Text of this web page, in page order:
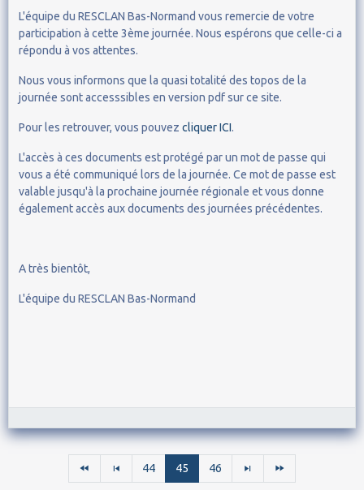
L'équipe du RESCLAN Bas-Normand vous remercie de votre
participation à cette 3ème journée. Nous espérons que celle-ci a
répondu à vos attentes.
Nous vous informons que la quasi totalité des topos de la
journée sont accesssibles en version pdf sur ce site.
Pour les retrouver, vous pouvez cliquer ICI.
L'accès à ces documents est protégé par un mot de passe qui
vous a été communiqué lors de la journée. Ce mot de passe est
valable jusqu'à la prochaine journée régionale et vous donne
également accès aux documents des journées précédentes.
A très bientôt,
L'équipe du RESCLAN Bas-Normand
44 45 46